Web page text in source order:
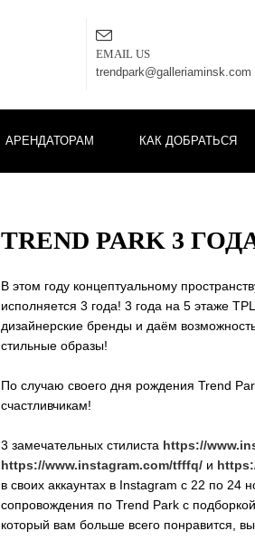
EMAIL US
trendpark@galleriaminsk.com
АРЕНДАТОРАМ КАК ДОБРАТЬСЯ
TREND PARK 3
В этом году концептуальному
исполняется 3 года! 3 года на 5 этаже
дизайнерские бренды и даём
стильные образы!
По случаю своего дня рождения Trend
счастливчикам!
3 замечательных стилиста https://
https://www.instagram.com/tfffq/ и
в своих аккаунтах в Instagram с 22 по 24
сопровождения по Trend Park с
который вам больше всего понравится,